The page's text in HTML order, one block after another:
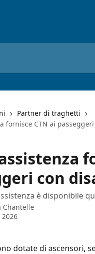
Partner di traghetti
fornisce CTN ai
con
è disponibile
Chantelle
dotate di ascensori,